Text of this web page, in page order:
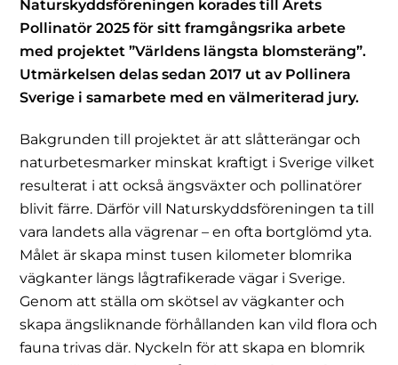
Naturskyddsföreningen korades till Årets
Pollinatör 2025 för sitt framgångsrika arbete
med projektet ”Världens längsta blomsteräng”.
Utmärkelsen delas sedan 2017 ut av Pollinera
Sverige i samarbete med en välmeriterad jury.
Bakgrunden till projektet är att slåtterängar och
naturbetesmarker minskat kraftigt i Sverige vilket
resulterat i att också ängsväxter och pollinatörer
blivit färre. Därför vill Naturskyddsföreningen ta till
vara landets alla vägrenar – en ofta bortglömd yta.
Målet är skapa minst tusen kilometer blomrika
vägkanter längs lågtrafikerade vägar i Sverige.
Genom att ställa om skötsel av vägkanter och
skapa ängsliknande förhållanden kan vild flora och
fauna trivas där. Nyckeln för att skapa en blomrik